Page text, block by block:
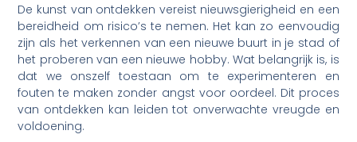
De kunst van ontdekken vereist nieuwsgierigheid en een
bereidheid om risico’s te nemen. Het kan zo eenvoudig
zijn als het verkennen van een nieuwe buurt in je stad of
het proberen van een nieuwe hobby. Wat belangrijk is, is
dat we onszelf toestaan om te experimenteren en
fouten te maken zonder angst voor oordeel. Dit proces
van ontdekken kan leiden tot onverwachte vreugde en
voldoening.